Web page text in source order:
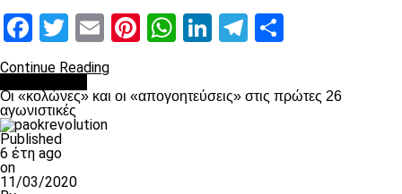
Facebook
Twitter
EmailPinterest
WhatsApp
LinkedIn
Telegram
Continue Reading
Οι «κολώνες» και οι «απογοητεύσεις» στις πρώτες 26
αγωνιστικές
Published
6 έτη ago
on
11/03/2020